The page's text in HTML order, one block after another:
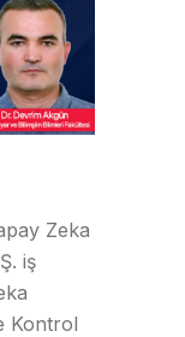
Zeka
iş
Kontrol